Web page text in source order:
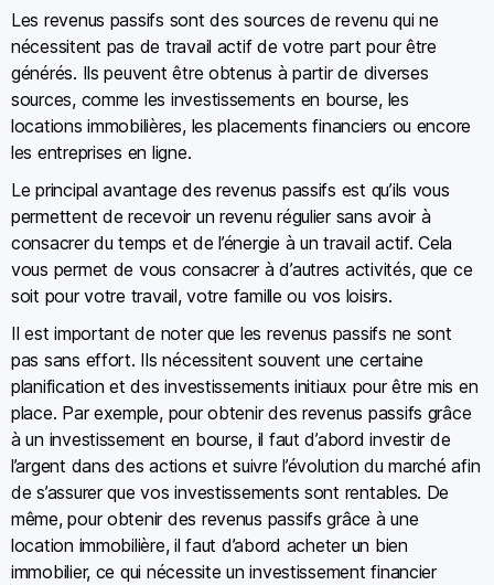
Les revenus passifs sont des sources de revenu qui ne
nécessitent pas de travail actif de votre part pour être
générés. Ils peuvent être obtenus à partir de diverses
sources, comme les investissements en bourse, les
locations immobilières, les placements financiers ou encore
les entreprises en ligne.
Le principal avantage des revenus passifs est qu’ils vous
permettent de recevoir un revenu régulier sans avoir à
consacrer du temps et de l’énergie à un travail actif. Cela
vous permet de vous consacrer à d’autres activités, que ce
soit pour votre travail, votre famille ou vos loisirs.
Il est important de noter que les revenus passifs ne sont
pas sans effort. Ils nécessitent souvent une certaine
planification et des investissements initiaux pour être mis en
place. Par exemple, pour obtenir des revenus passifs grâce
à un investissement en bourse, il faut d’abord investir de
l’argent dans des actions et suivre l’évolution du marché afin
de s’assurer que vos investissements sont rentables. De
même, pour obtenir des revenus passifs grâce à une
location immobilière, il faut d’abord acheter un bien
immobilier, ce qui nécessite un investissement financier